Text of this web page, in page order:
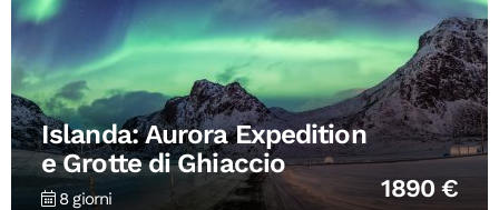
Islanda: Aurora Expedition
e Grotte di Ghiaccio
8 giorni 1890 €